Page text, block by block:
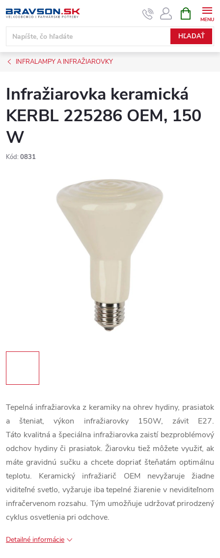
na
obsah
HĽADAŤ
KOŠÍK
INFRALAMPY A INFRAŽIAROVKY
Infražiarovka keramická
KERBL 225286 OEM, 150
W
Kód: 0831
Tepelná infražiarovka z keramiky na ohrev hydiny, prasiatok
a šteniat, výkon infražiarovky 150W, závit E27.
Táto kvalitná a špeciálna infražiarovka zaistí bezproblémový
odchov hydiny či prasiatok. Žiarovku tiež môžete využiť, ak
máte gravidnú sučku a chcete dopriať šteňatám optimálnu
teplotu. Keramický infražiarič OEM nevyžaruje žiadne
viditeľné svetlo, vyžaruje iba tepelné žiarenie v neviditeľnom
infračervenom rozsahu. Tým umožňuje udržovať prirodzený
cyklus osvetlenia pri odchove.
Detailné informácie